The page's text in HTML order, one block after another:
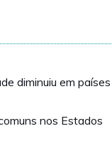
diminuiu em países
nos Estados